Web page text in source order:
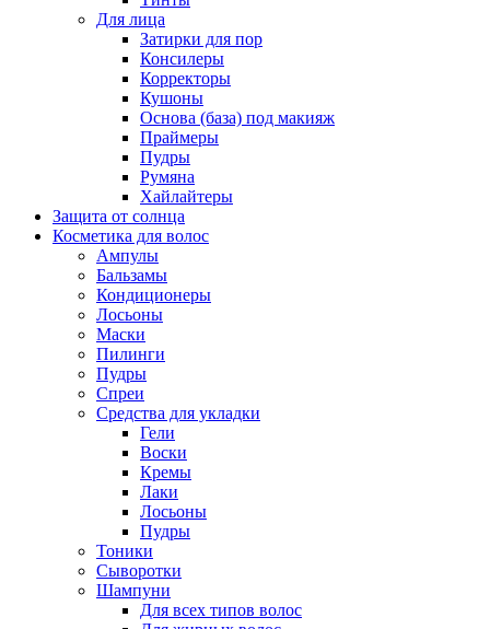
Для лица
Затирки для пор
Консилеры
Корректоры
Кушоны
Основа (база) под макияж
Праймеры
Пудры
Румяна
Хайлайтеры
Защита от солнца
Косметика для волос
Ампулы
Бальзамы
Кондиционеры
Лосьоны
Маски
Пилинги
Пудры
Спреи
Средства для укладки
Гели
Воски
Кремы
Лаки
Лосьоны
Пудры
Тоники
Сыворотки
Шампуни
Для всех типов волос